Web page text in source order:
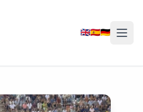
🇬🇧🇪🇸🇩🇪